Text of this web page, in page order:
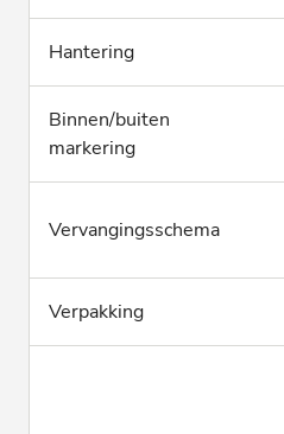
Hantering
Binnen/buiten
markering
Vervangingsschema
Verpakking